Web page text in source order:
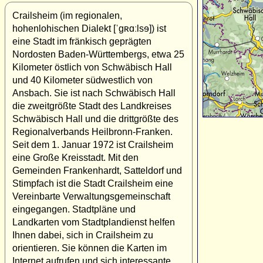
Crailsheim (im regionalen,
hohenlohischen Dialekt [ˈgʀɑːlsɘ]) ist
eine Stadt im fränkisch geprägten
Nordosten Baden-Württembergs, etwa 25
Kilometer östlich von Schwäbisch Hall
und 40 Kilometer südwestlich von
Ansbach. Sie ist nach Schwäbisch Hall
die zweitgrößte Stadt des Landkreises
Schwäbisch Hall und die drittgrößte des
Regionalverbands Heilbronn-Franken.
Seit dem 1. Januar 1972 ist Crailsheim
eine Große Kreisstadt. Mit den
Gemeinden Frankenhardt, Satteldorf und
Stimpfach ist die Stadt Crailsheim eine
Vereinbarte Verwaltungsgemeinschaft
eingegangen. Stadtpläne und
Landkarten vom Stadtplandienst helfen
Ihnen dabei, sich in Crailsheim zu
orientieren. Sie können die Karten im
Internet aufrufen und sich interessante